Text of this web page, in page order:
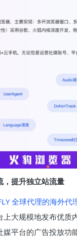
，提升独立站流量
全球代理的海外代
上大规模地发布优质
媒平台的广告投放功